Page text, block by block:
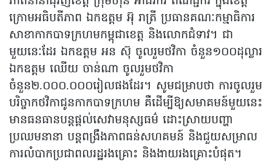
ក្រោមអធិបតីភាព ឯកឧត្តម អ៊ុ រាត្រី ប្រធានគណៈកម្មាធិការ
សាខាកាកបាទក្រហមកម្ពុជាខេត្ត និងលោកជំទាវ។ ជា
មួយនេៈដែរ ឯកឧត្តម អន ស៊ុ ចូលរួមថវិកា ចំនួន១០០ដុល្លារ
ឯកឧត្តម ឈើយ ចាន់ណា ចូលរួមថវិកា
ចំនួន២.០០០.០០០រៀលផងដែរ។ សូមជម្រាបថា ការចូលរួម
បរិច្ចាកថវិកាជូនកាកបាទក្រហម គឺដើម្បីឱ្យសមាគមន៍មួយនេះ
មានធនធានបន្តផ្តល់សេវាមនុស្សធម៌ ដោះស្រាយបញ្ហា
ប្រឈមនានា បន្តពង្រឹងភាពធន់សហគមន៍ និងជួយសម្រាល
ការលំបាកប្រជាពលរដ្ឋរងគ្រោះ និងងាយរងគ្រោះបំផុត។